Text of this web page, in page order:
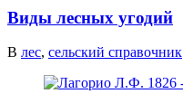
Виды лесных угодий
В лес, сельский справочник